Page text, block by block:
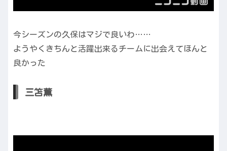
今シーズンの久保はマジで良いわ……
ようやくきちんと活躍出来るチームに出会えてほんと
良かった
三笘薫